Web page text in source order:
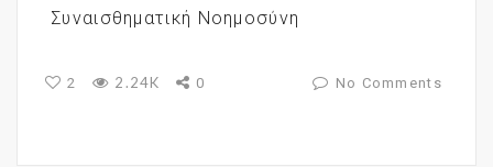
Συναισθηματική Νοημοσύνη
2 2.24K 0 No Comments